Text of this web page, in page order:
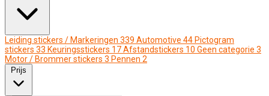
Leiding stickers / Markeringen 339 Automotive 44 Pictogram
stickers 33 Keuringsstickers 17Afstandstickers 10 Geen categorie 3
Motor / Brommer stickers 3 Pennen 2
Prijs